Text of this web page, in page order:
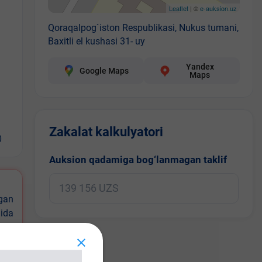
Leaflet| ©e-auksion.uz
Qoraqalpog`iston Respublikasi, Nukus tumani,
Baxitli el kushasi 31- uy
Google Maps
Yandex
Maps
Zakalat kalkulyatori
Auksion qadamiga bog‘lanmagan taklif